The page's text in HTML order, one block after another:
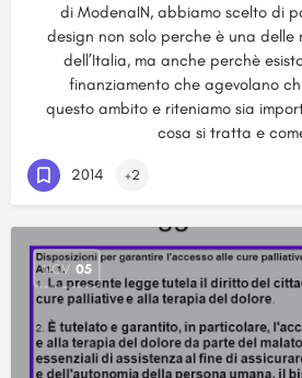
di ModenaIN, abbiamo scelto di
design non solo perche è una delle
dell’Italia, ma anche perchè
finanziamento che agevolano
questo ambito e riteniamo sia
cosa si tratta e
2014 +2
NOV 05